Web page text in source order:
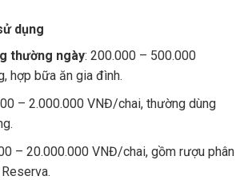
dụng
thường ngày: 200.000 – 500.000
hợp bữa ăn gia đình.
– 2.000.000 VNĐ/chai, thường dùng
– 20.000.000 VNĐ/chai, gồm rượu phân